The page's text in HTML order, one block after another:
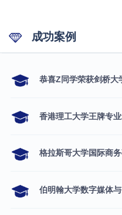
成功案例
恭喜Z同学荣获剑桥大
香港理工大学王牌专
格拉斯哥大学国际商
伯明翰大学数字媒体